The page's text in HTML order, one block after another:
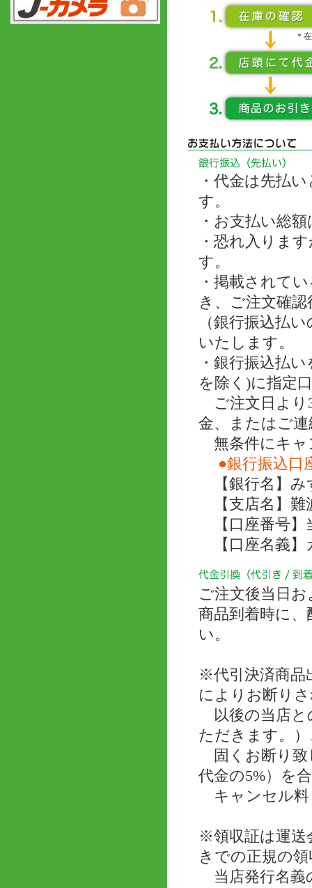
＊
・代金は先払
す。
・お支払い総
・恐れ入りま
す。
・掲載されて
き、ご注文確認
（銀行振込払
いたします。
・銀行振込払
を除く)に指定
ご注文日より
金、またはご
無条件にキャ
●銀行振込口
【銀行名】み
【支店名】難
【口座番号】
【口座名義】
ご注文後当日
商品到着時に
い。
※代引決済商品
によりお断り
以後の当店と
ただきます。
固くお断り致
代金の5%）を
キャンセル料
※領収証は運送
きでの正規の
当店発行名義